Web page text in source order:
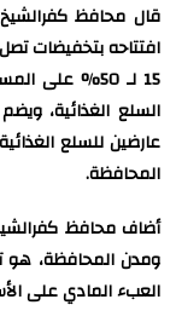
قال محافظ
عارضين للسلع
المحافظة.
أضاف محافظ
ومدن المحافظة، هو
العبء المادي على